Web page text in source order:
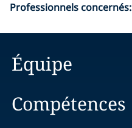
Professionnels concernés:
Équipe
Compétences